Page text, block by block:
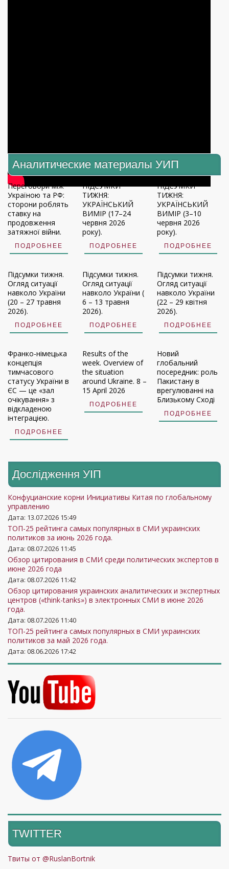
Аналитические материалы УИП
Переговори між
Україною та РФ:
сторони роблять
ставку на
продовження
затяжної війни.
ПОДРОБНЕЕ
ПІДСУМКИ
ТИЖНЯ:
УКРАЇНСЬКИЙ
ВИМІР (17–24
червня 2026
року).
ПОДРОБНЕЕ
ПІДСУМКИ
ТИЖНЯ:
УКРАЇНСЬКИЙ
ВИМІР (3–10
червня 2026
року).
ПОДРОБНЕЕ
Підсумки тижня.
Огляд ситуації
навколо України
(20 – 27 травня
2026).
ПОДРОБНЕЕ
Підсумки тижня.
Огляд ситуації
навколо України (
6 – 13 травня
2026).
ПОДРОБНЕЕ
Підсумки тижня.
Огляд ситуації
навколо України
(22 – 29 квітня
2026).
ПОДРОБНЕЕ
Франко-німецька
концепція
тимчасового
статусу України в
ЄС — це «зал
очікування» з
відкладеною
інтеграцією.
ПОДРОБНЕЕ
Results of the
week. Overview of
the situation
around Ukraine. 8 –
15 April 2026
ПОДРОБНЕЕ
Новий
глобальний
посередник: роль
Пакистану в
врегулюванні на
Близькому Сході
ПОДРОБНЕЕ
Дослідження УIП
Конфуцианские корни Инициативы Китая по глобальному
управлению
Дата: 13.07.2026 15:49
ТОП-25 рейтинга самых популярных в СМИ украинских
политиков за июнь 2026 года.
Дата: 08.07.2026 11:45
Обзор цитирования в СМИ среди политических экспертов в
июне 2026 года
Дата: 08.07.2026 11:42
Обзор цитирования украинских аналитических и экспертных
центров («think-tanks») в электронных СМИ в июне 2026
года.
Дата: 08.07.2026 11:40
ТОП-25 рейтинга самых популярных в СМИ украинских
политиков за май 2026 года.
Дата: 08.06.2026 17:42
TWITTER
Твиты от @RuslanBortnik